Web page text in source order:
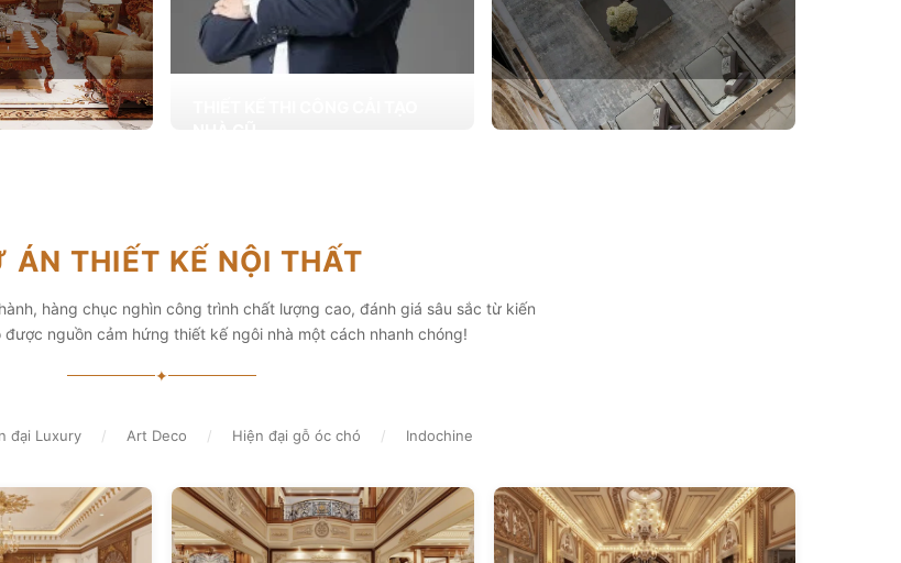
Xem chi tiết
ÁN THIẾT KẾ NỘI THẤT
hàng chục nghìn công trình chất lượng cao, đánh giá sâu sắc từ kiến
nguồn cảm hứng thiết kế ngôi nhà một cách nhanh chóng!
✦
đại Luxury / Art Deco / Hiện đại gỗ óc chó / Indochine